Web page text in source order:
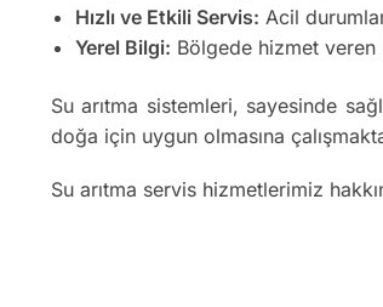
Hızlı ve Etkili Servis: Acil
Yerel Bilgi: Bölgede hizmet
Su arıtma sistemleri, sayesinde
doğa için uygun olmasına
Su arıtma servis hizmetlerimiz